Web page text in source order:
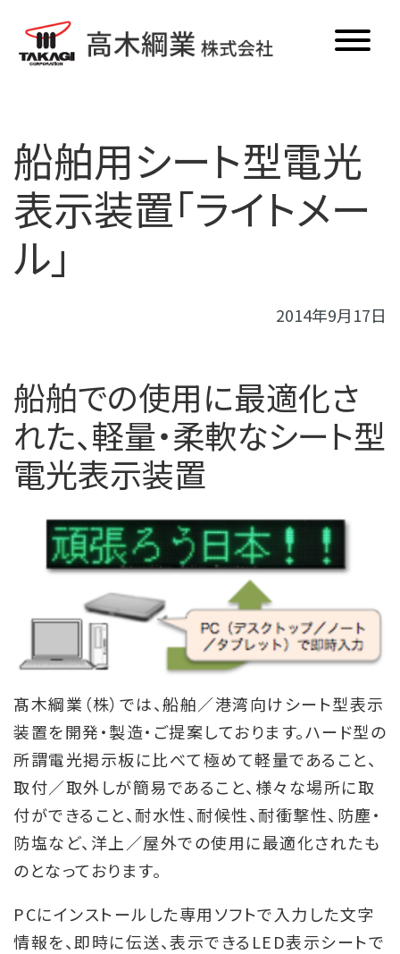
ロープ
電子機器
商品一覧
新卒・中途採用
会社概要
お問い合わせ
船舶用シート型電光
表示装置「ライトメー
ル」
2014年9月17日
船舶での使用に最適化さ
れた、軽量・柔軟なシート型
電光表示装置
髙木綱業（株）では、船舶／港湾向けシート型表示
装置を開発・製造・ご提案しております。ハード型の
所謂電光掲示板に比べて極めて軽量であること、
取付／取外しが簡易であること、様々な場所に取
付ができること、耐水性、耐候性、耐衝撃性、防塵・
防塩など、洋上／屋外での使用に最適化されたも
のとなっております。
PCにインストールした専用ソフトで入力した文字
情報を、即時に伝送、表示できるLED表示シートで